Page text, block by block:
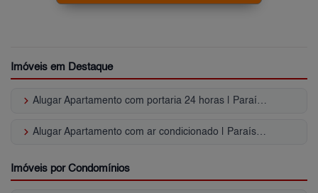
Imóveis em Destaque
keyboard_arrow_right Alugar Apartamento com portaria 24 horas | Paraíso (Zona Sul)
keyboard_arrow_right Alugar Apartamento com ar condicionado | Paraíso (Zona Sul)
Imóveis por Condomínios